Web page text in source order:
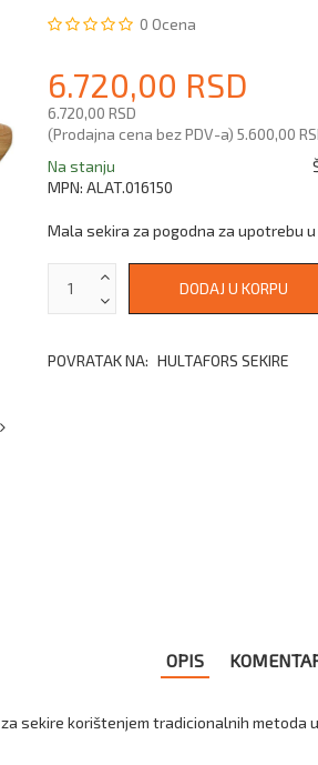
0 Ocena
6.720,00 RSD
6.720,00 RSD
(Prodajna cena bez PDV-a) 5.600,00
Na stanju
MPN: ALAT.016150
Mala sekira za pogodna za upotrebu
POVRATAK NA: HULTAFORS SEKIRE
OPIS
sekire korištenjem tradicionalnih metoda